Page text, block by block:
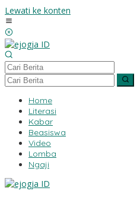
Lewati ke konten
Home
Literasi
Kabar
Beasiswa
Video
Lomba
Ngaji